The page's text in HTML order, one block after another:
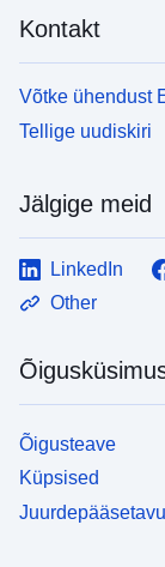
Kontakt
Võtke ühendust
Tellige uudiskiri
Jälgige meid
LinkedIn
Other
Õigusteave
Küpsised